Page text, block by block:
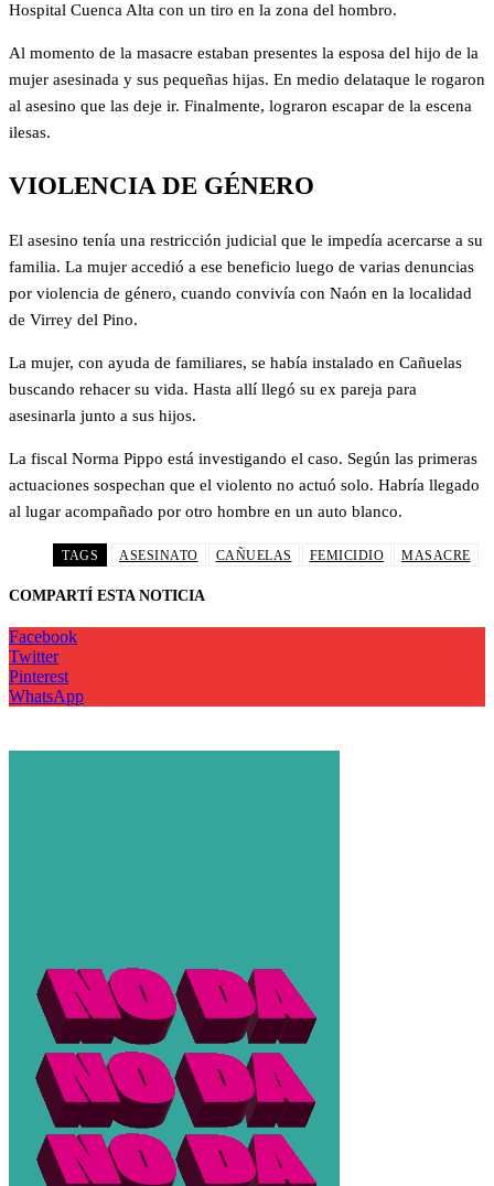
Hospital Cuenca Alta con un tiro en la zona del hombro.
Al momento de la masacre estaban presentes la esposa del hijo de la
mujer asesinada y sus pequeñas hijas. En medio delataque le rogaron
al asesino que las deje ir. Finalmente, lograron escapar de la escena
ilesas.
VIOLENCIA DE GÉNERO
El asesino tenía una restricción judicial que le impedía acercarse a su
familia. La mujer accedió a ese beneficio luego de varias denuncias
por violencia de género, cuando convivía con Naón en la localidad
de Virrey del Pino.
La mujer, con ayuda de familiares, se había instalado en Cañuelas
buscando rehacer su vida. Hasta allí llegó su ex pareja para
asesinarla junto a sus hijos.
La fiscal Norma Pippo está investigando el caso. Según las primeras
actuaciones sospechan que el violento no actuó solo. Habría llegado
al lugar acompañado por otro hombre en un auto blanco.
TAGS ASESINATO CAÑUELAS FEMICIDIO MASACRE
COMPARTÍ ESTA NOTICIA
Facebook
Twitter
Pinterest
WhatsApp